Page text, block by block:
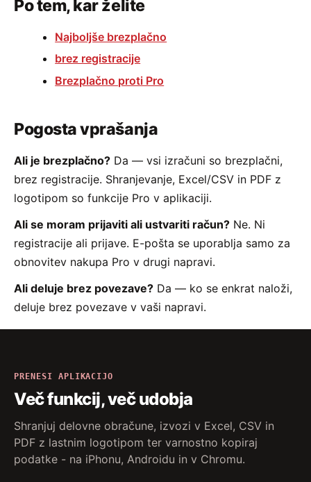
Po tem, kar želite
Najboljše brezplačno
brez registracije
Brezplačno proti Pro
Pogosta vprašanja
Ali je brezplačno? Da — vsi izračuni so brezplačni,
brez registracije. Shranjevanje, Excel/CSV in PDF z
logotipom so funkcije Pro v aplikaciji.
Ali se moram prijaviti ali ustvariti račun? Ne. Ni
registracije ali prijave. E-pošta se uporablja samo za
obnovitev nakupa Pro v drugi napravi.
Ali deluje brez povezave? Da — ko se enkrat naloži,
deluje brez povezave v vaši napravi.
PRENESI APLIKACIJO
Več funkcij, več udobja
Shranjuj delovne obračune, izvozi v Excel, CSV in
PDF z lastnim logotipom ter varnostno kopiraj
podatke - na iPhonu, Androidu in v Chromu.